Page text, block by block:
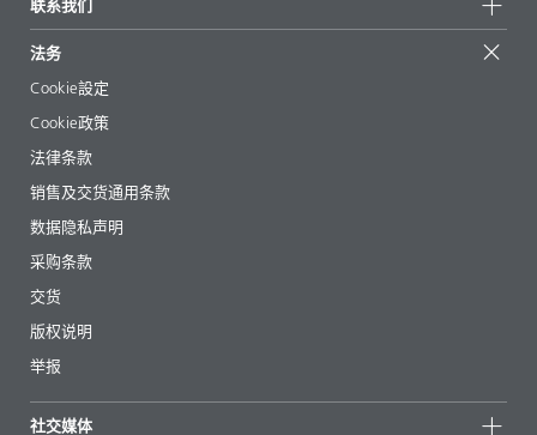
展会和活动
成功案例
EcoVadis
认证
起始配方
文章
电子书
法规事务
助剂指南 App
视频
下载
联系我们
法务
Cookie設定
Cookie政策
法律条款
销售及交货通用条款
数据隐私声明
采购条款
交货
版权说明
举报
社交媒体